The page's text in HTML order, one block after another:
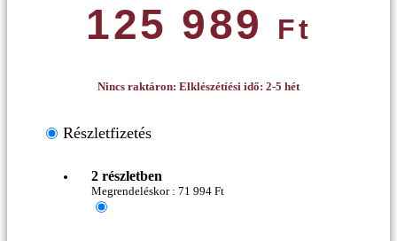
125 989 Ft
Nincs raktáron: Elklészétíési idő: 2-5 hét
Részletfizetés
2 részletben
Megrendeléskor : 71 994 Ft